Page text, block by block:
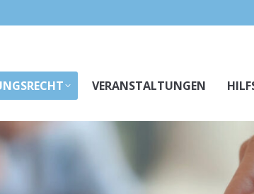
VERANSTALTUNGEN